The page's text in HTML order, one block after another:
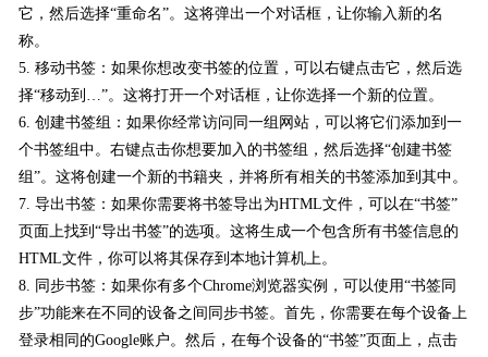
它，然后选择“重命名”。这将弹出一个对话框，让你输入新的名
称。
5. 移动书签：如果你想改变书签的位置，可以右键点击它，然后选
择“移动到…”。这将打开一个对话框，让你选择一个新的位置。
6. 创建书签组：如果你经常访问同一组网站，可以将它们添加到一
个书签组中。右键点击你想要加入的书签组，然后选择“创建书签
组”。这将创建一个新的书籍夹，并将所有相关的书签添加到其中。
7. 导出书签：如果你需要将书签导出为HTML文件，可以在“书签”
页面上找到“导出书签”的选项。这将生成一个包含所有书签信息的
HTML文件，你可以将其保存到本地计算机上。
8. 同步书签：如果你有多个Chrome浏览器实例，可以使用“书签同
步”功能来在不同的设备之间同步书签。首先，你需要在每个设备上
登录相同的Google账户。然后，在每个设备的“书签”页面上，点击